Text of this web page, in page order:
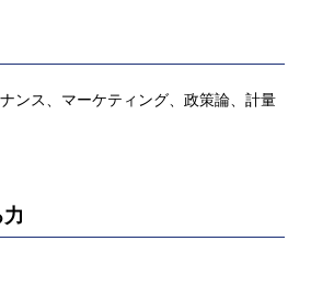
ンス、マーケティング、政策論、計量